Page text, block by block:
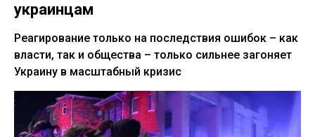
украинцам
Реагирование только на последствия ошибок – как
власти, так и общества – только сильнее загоняет
Украину в масштабный кризис